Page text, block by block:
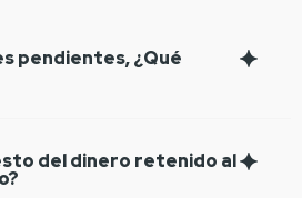
pendientes, ¿Qué
del dinero retenido al